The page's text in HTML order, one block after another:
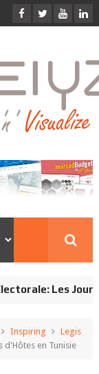
Les
Inspiring
Legis
d'Hôtes en Tunisie